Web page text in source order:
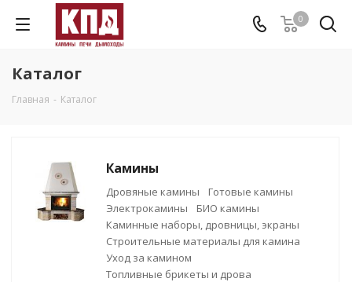
0
Каталог
Главная - Каталог
Камины
Дровяные камины
Готовые камины
Электрокамины
БИО камины
Каминные наборы, дровницы, экраны
Строительные материалы для камина
Уход за камином
Топливные брикеты и дрова